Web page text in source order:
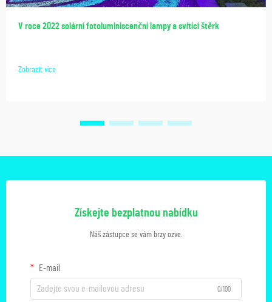
V roce 2022 solární fotoluminiscenční lampy a svítící štěrk
Zobrazit více
Získejte bezplatnou nabídku
Náš zástupce se vám brzy ozve.
E-mail
0/100